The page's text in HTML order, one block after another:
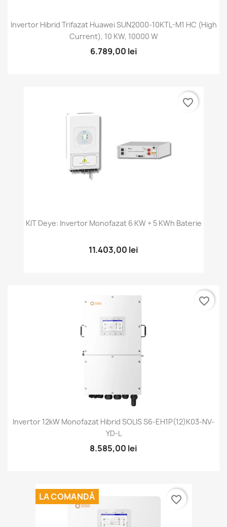
Invertor Hibrid Trifazat Huawei SUN2000-10KTL-M1 HC (high
Current), 10 KW, 10000 W
6.789,00 lei
KIT Deye: Invertor Monofazat 6 KW + 5 KWh Baterie
11.403,00 lei
favorite_border
Invertor 12kW Monofazat Hibrid SOLIS S6-EH1P(12)K03-NV-
YD-L
8.585,00 lei
favorite_border
LA COMANDĂ favorite_border